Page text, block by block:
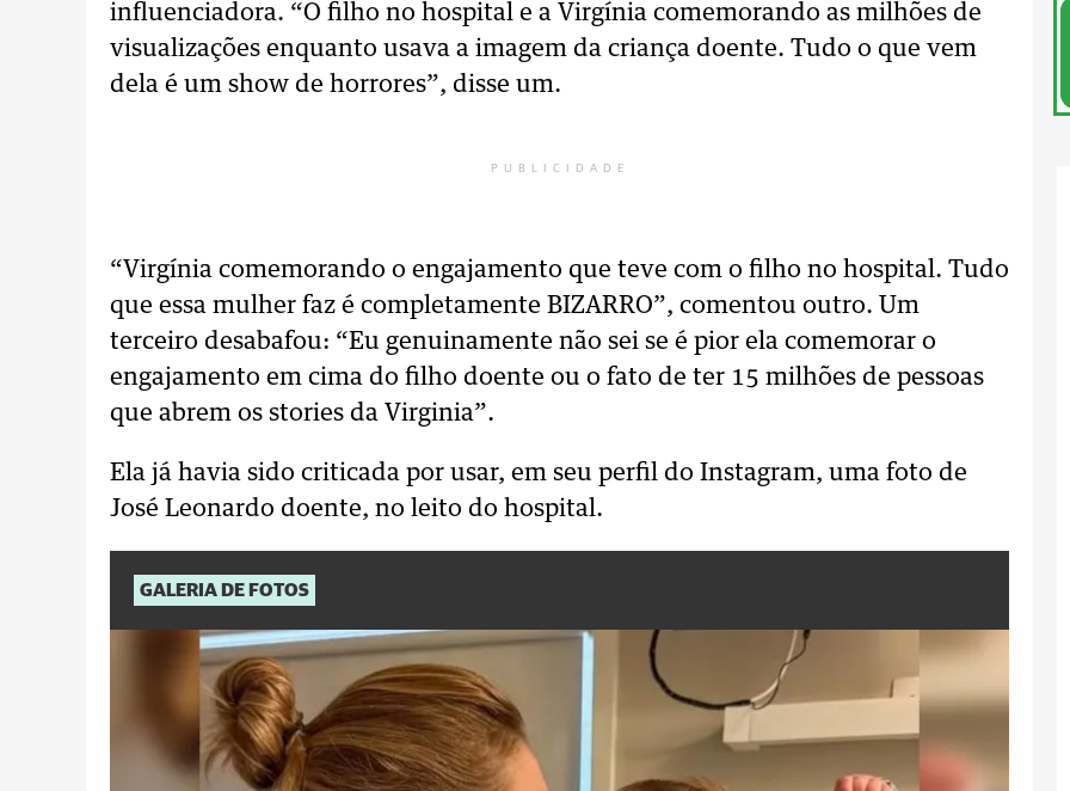
influenciadora. “O filho no hospital e a Virgínia comemorando as milhões de
visualizações enquanto usava a imagem da criança doente. Tudo o que vem
dela é um show de horrores”, disse um.
PUBLICIDADE
“Virgínia comemorando o engajamento que teve com o filho no hospital. Tudo
que essa mulher faz é completamente BIZARRO”, comentou outro. Um
terceiro desabafou: “Eu genuinamente não sei se é pior ela comemorar o
engajamento em cima do filho doente ou o fato de ter 15 milhões de pessoas
que abrem os stories da Virginia”.
Ela já havia sido criticada por usar, em seu perfil do Instagram, uma foto de
José Leonardo doente, no leito do hospital.
GALERIA DE FOTOS